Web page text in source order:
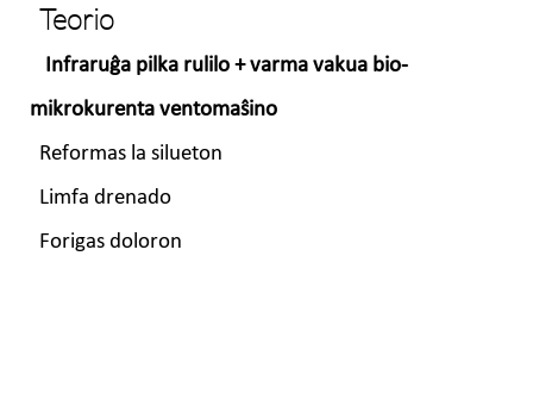
Teorio
Infraruĝa pilka rulilo + varma vakua bio-
mikrokurenta ventomaŝino
Reformas la silueton
Limfa drenado
Forigas doloron